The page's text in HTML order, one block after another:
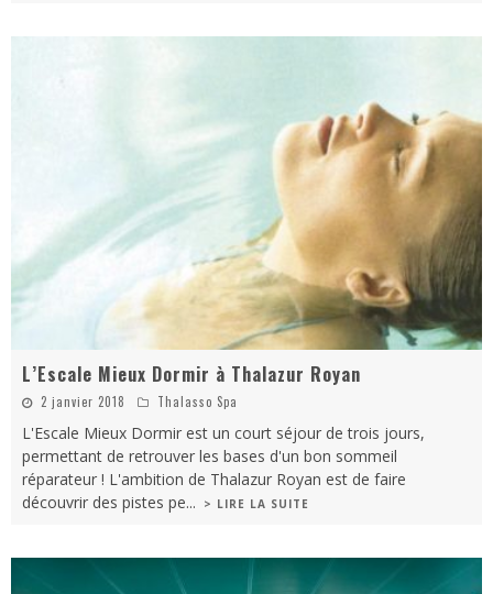
L’Escale Mieux Dormir à Thalazur Royan
2 janvier 2018 Thalasso Spa
L'Escale Mieux Dormir est un court séjour de trois jours,
permettant de retrouver les bases d'un bon sommeil
réparateur ! L'ambition de Thalazur Royan est de faire
découvrir des pistes pe... > LIRE LA SUITE